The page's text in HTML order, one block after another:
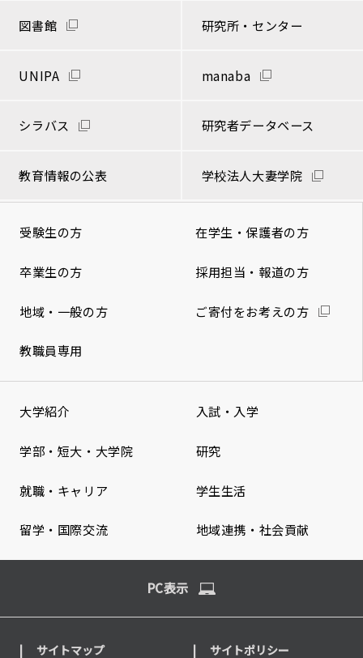
図書館 研究所・センター
UNIPA manaba
シラバス 研究者データベース
教育情報の公表 学校法人大妻学院
受験生の方 在学生・保護者の方
卒業生の方 採用担当・報道の方
地域・一般の方 ご寄付をお考えの方
教職員専用
大学紹介 入試・入学
学部・短大・大学院 研究
就職・キャリア 学生生活
留学・国際交流 地域連携・社会貢献
PC表示
サイトマップ サイトポリシー